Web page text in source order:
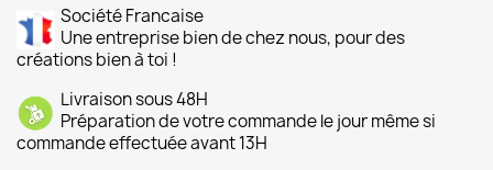
Société Francaise
Une entreprise bien de chez nous, pour des
créations bien à toi !
Livraison sous 48H
Préparation de votre commande le jour même si
commande effectuée avant 13H